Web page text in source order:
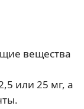
вещества
или 25 мг, а